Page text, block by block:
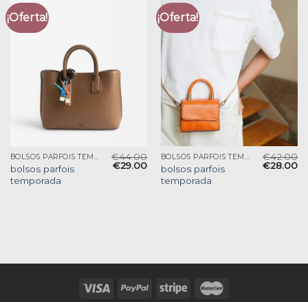
¡Oferta!
BOLSOS PARFOIS TEMPORADA
bolsos parfois
temporada
€44.00
€29.00
¡Oferta!
BOLSOS PARFOIS TEMPORADA
bolsos parfois
temporada
€42.00
€28.00